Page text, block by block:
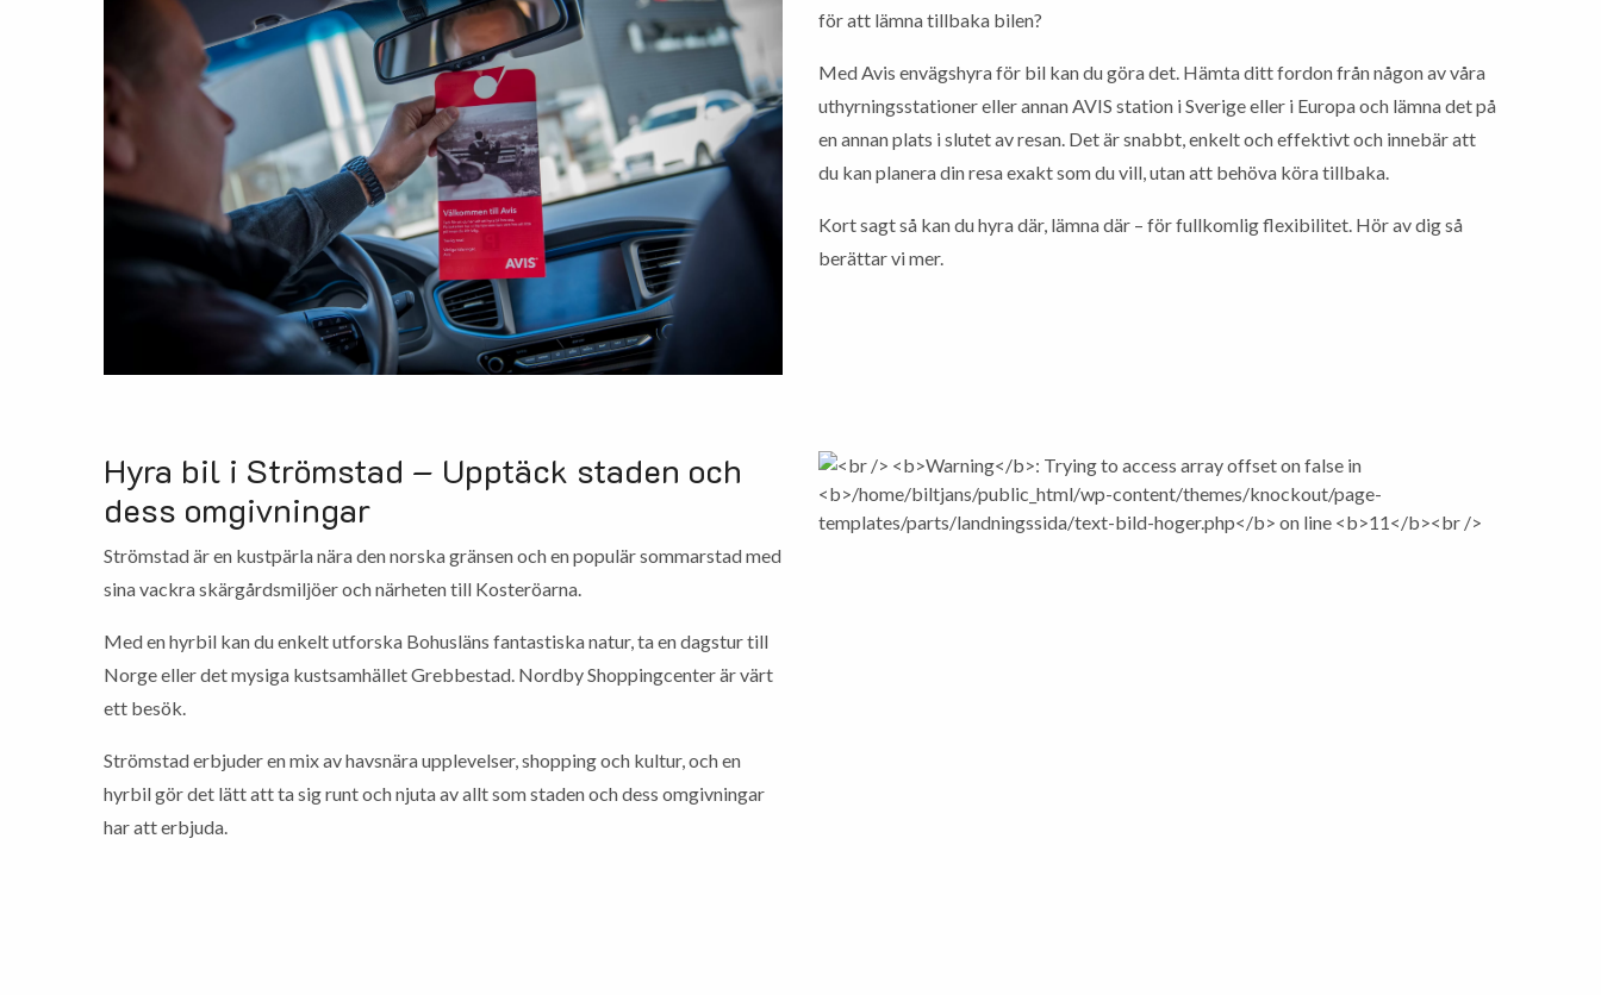
för att lämna tillbaka bilen?
Med Avis envägshyra för bil kan du göra det. Hämta ditt fordon från någon av våra
uthyrningsstationer eller annan AVIS station i Sverige eller i Europa och lämna det på
en annan plats i slutet av resan. Det är snabbt, enkelt och effektivt och innebär att
du kan planera din resa exakt som du vill, utan att behöva köra tillbaka.
Kort sagt så kan du hyra där, lämna där – för fullkomlig flexibilitet. Hör av dig så
berättar vi mer.
Hyra bil i Strömstad – Upptäck staden och
dess omgivningar
Strömstad är en kustpärla nära den norska gränsen och en populär sommarstad med
sina vackra skärgårdsmiljöer och närheten till Kosteröarna.
Med en hyrbil kan du enkelt utforska Bohusläns fantastiska natur, ta en dagstur till
Norge eller det mysiga kustsamhället Grebbestad. Nordby Shoppingcenter är värt
ett besök.
Strömstad erbjuder en mix av havsnära upplevelser, shopping och kultur, och en
hyrbil gör det lätt att ta sig runt och njuta av allt som staden och dess omgivningar
har att erbjuda.